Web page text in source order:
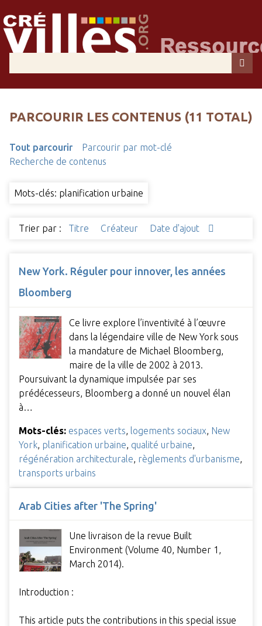
PARCOURIR LES CONTENUS (11 TOTAL)
Tout parcourir
Parcourir par mot-clé
Recherche de contenus
Mots-clés: planification urbaine
Trier par : Titre Créateur Date d'ajout
New York. Réguler pour innover, les années
Bloomberg
Ce livre explore l’inventivité à l’œuvre
dans la légendaire ville de New York sous
la mandature de Michael Bloomberg,
maire de la ville de 2002 à 2013.
Poursuivant la dynamique impulsée par ses
prédécesseurs, Bloomberg a donné un nouvel élan
à…
Mots-clés: espaces verts logements sociaux New
York planification urbaine qualité urbaine
régénération architecturale règlements d'urbanisme
transports urbains
Arab Cities after 'The Spring'
Une livraison de la revue Built
Environment (Volume 40, Number 1,
March 2014).
Introduction :
This article puts the contributions in this special issue